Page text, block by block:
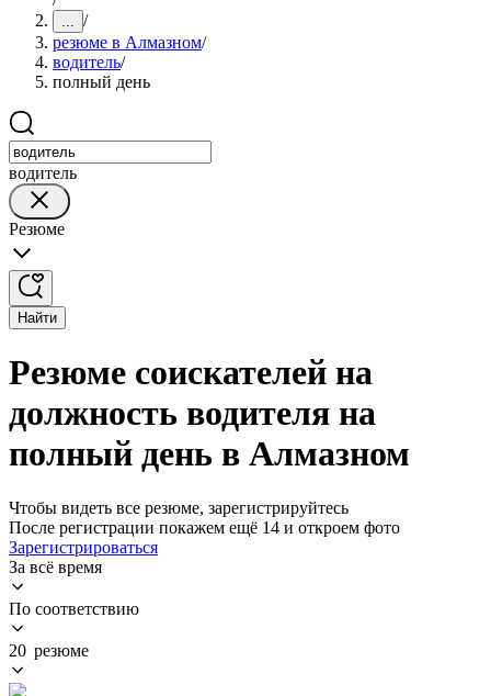
... /
резюме в Алмазном/
водитель/
полный день
водитель
Резюме
Найти
Резюме соискателей на
должность водителя на
полный день в Алмазном
Чтобы видеть все резюме, зарегистрируйтесь
После регистрации покажем ещё 14 и откроем фото
Зарегистрироваться
За всё время
По соответствию
20 резюме